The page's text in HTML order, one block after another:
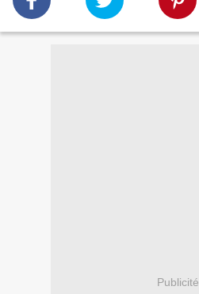
Publicité